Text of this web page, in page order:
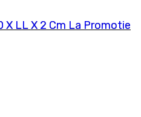
X LL X 2 Cm La Promotie